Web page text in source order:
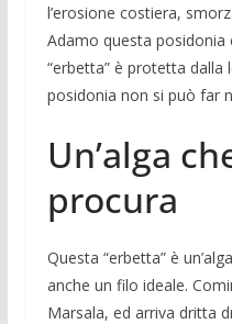
l’erosione costiera,
Ada­mo questa posidonia
“erbetta” è protetta dalla
posidonia non si può far
Un’alga
procura
Questa “erbetta” è
anche un filo ideale.
Marsala, ed arriv­a dritta